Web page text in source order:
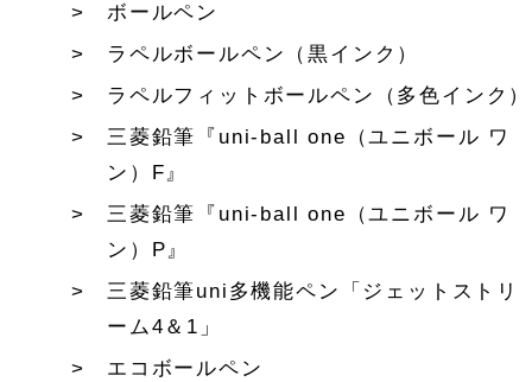
ボールペン
ラペルボールペン（黒インク）
ラペルフィットボールペン（多色インク）
三菱鉛筆『uni-ball one（ユニボール ワ
ン）F』
三菱鉛筆『uni-ball one（ユニボール ワ
ン）P』
三菱鉛筆uni多機能ペン「ジェットストリ
ーム4＆1」
エコボールペン